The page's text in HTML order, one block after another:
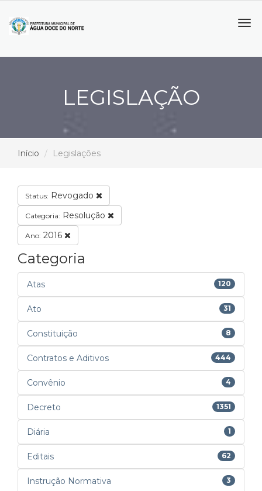
LEGISLAÇÃO
Início Legislações
Status: Revogado
Categoria: Resolução
Ano: 2016
Categoria
Atas 120
Ato 31
Constituição 8
Contratos e Aditivos 444
Convênio 4
Decreto 1351
Diária 1
Editais 62
Instrução Normativa 3